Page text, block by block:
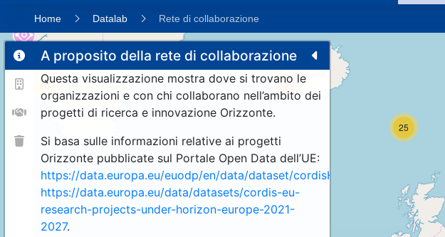
Home Datalab Rete di collaborazione
A proposito della rete di collaborazione
Questa visualizzazione mostra dove si trovano le
organizzazioni e con chi collaborano nell’ambito dei
progetti di ricerca e innovazione Orizzonte.
Si basa sulle informazioni relative ai progetti
Orizzonte pubblicate sul Portale Open Data dell’UE:
https://data.europa.eu/euodp/en/data/dataset/cordisH2020projects
https://data.europa.eu/data/datasets/cordis-eu-
research-projects-under-horizon-europe-2021-
2027.
10
25
192